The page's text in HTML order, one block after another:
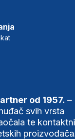
od 1957. –
svih vrsta
te
proizvođača.